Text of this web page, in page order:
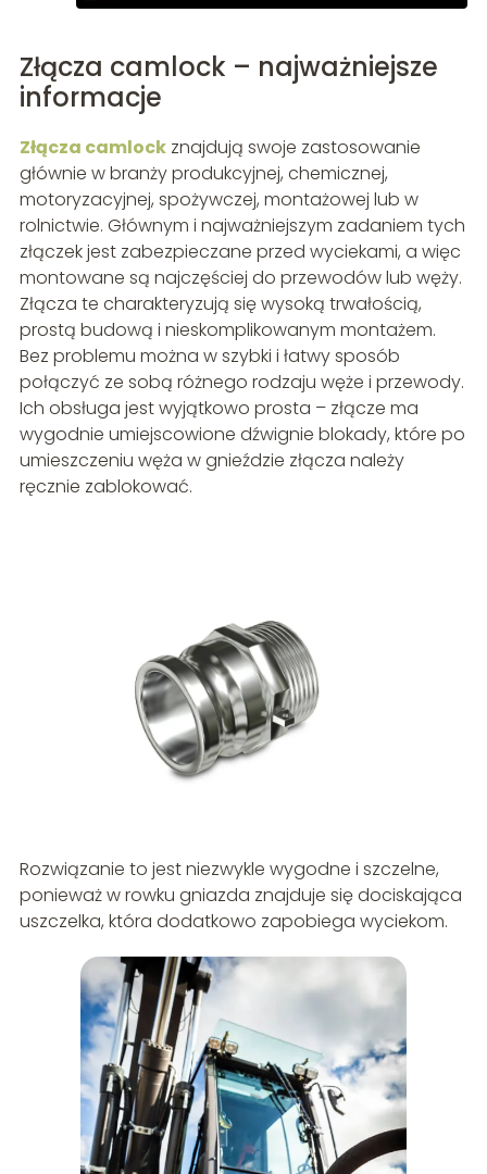
Złącza camlock – najważniejsze
informacje
Złącza camlockznajdują swoje zastosowanie
głównie w branży produkcyjnej, chemicznej,
motoryzacyjnej, spożywczej, montażowej lub w
rolnictwie. Głównym i najważniejszym zadaniem tych
złączek jest zabezpieczane przed wyciekami, a więc
montowane są najczęściej do przewodów lub węży.
Złącza te charakteryzują się wysoką trwałością,
prostą budową i nieskomplikowanym montażem.
Bez problemu można w szybki i łatwy sposób
połączyć ze sobą różnego rodzaju węże i przewody.
Ich obsługa jest wyjątkowo prosta – złącze ma
wygodnie umiejscowione dźwignie blokady, które po
umieszczeniu węża w gnieździe złącza należy
ręcznie zablokować.
Rozwiązanie to jest niezwykle wygodne i szczelne,
ponieważ w rowku gniazda znajduje się dociskająca
uszczelka, która dodatkowo zapobiega wyciekom.